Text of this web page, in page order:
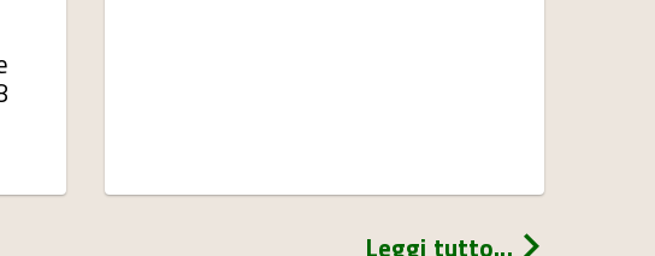
Leggi tutto...